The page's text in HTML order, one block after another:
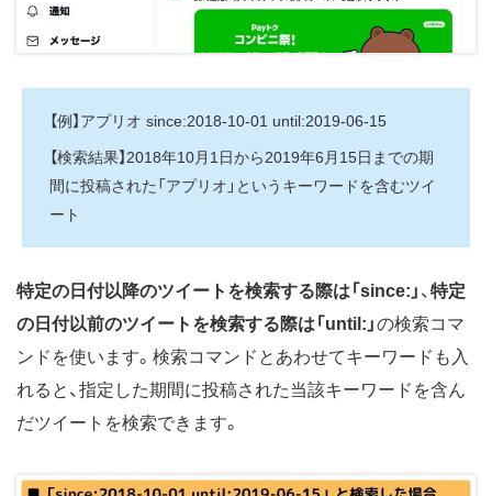
【例】アプリオ since:2018-10-01 until:2019-06-15
【検索結果】2018年10月1日から2019年6月15日までの期
間に投稿された「アプリオ」というキーワードを含むツイ
ート
特定の日付以降のツイートを検索する際は「since:」 、 特定
の日付以前のツイートを検索する際は「until:」の検索コマ
ンドを使います。検索コマンドとあわせてキーワードも入
れると、指定した期間に投稿された当該キーワードを含ん
だツイートを検索できます。